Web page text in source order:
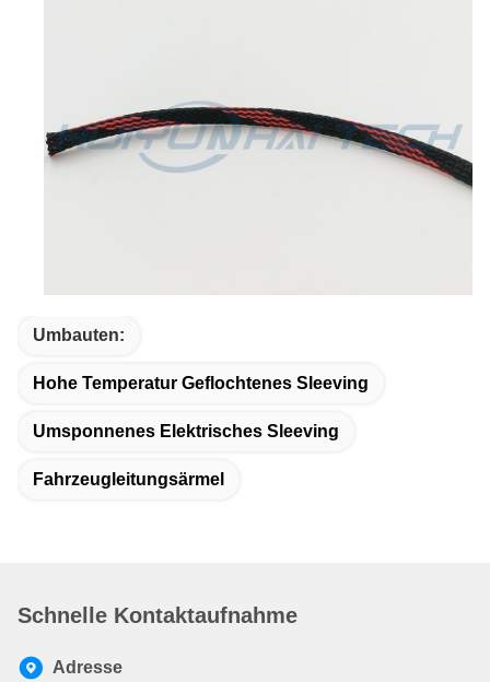
Umbauten:
Hohe Temperatur Geflochtenes Sleeving
Umsponnenes Elektrisches Sleeving
Fahrzeugleitungsärmel
Schnelle Kontaktaufnahme
Adresse